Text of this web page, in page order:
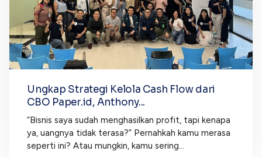
Ungkap Strategi Kelola Cash Flow dari
CBO Paper.id, Anthony...
“Bisnis saya sudah menghasilkan profit, tapi kenapa
ya, uangnya tidak terasa?” Pernahkah kamu merasa
seperti ini? Atau mungkin, kamu sering...